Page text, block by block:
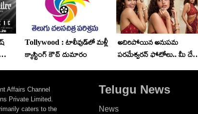
Tollywood : టాలీవుడ్‌లో మళ్లీ
క్యాస్టింగ్ కౌచ్ దుమారం
అదిరిపోయిన అనుప‌మ
ప‌ర‌మేశ్వ‌ర‌న్ ఫోటోలు.. మీ దేశీ
Affairs Channel
Private Limited.
caters to the
Telugu News
News